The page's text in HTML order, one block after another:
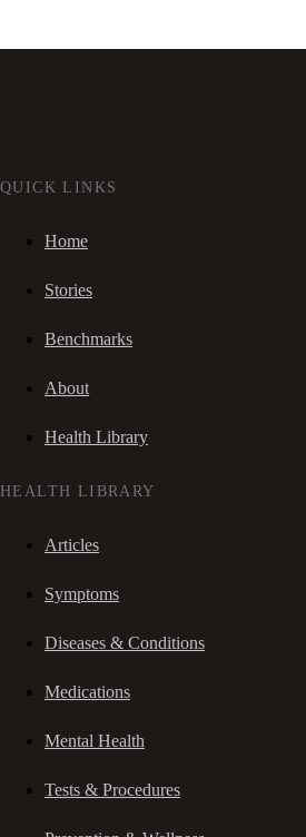
QUICK LINKS
Home
Stories
Benchmarks
About
Health Library
HEALTH LIBRARY
Articles
Symptoms
Diseases & Conditions
Medications
Mental Health
Tests & Procedures